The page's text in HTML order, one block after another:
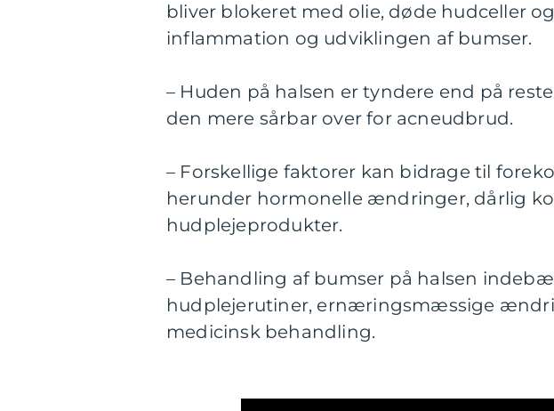
bliver blokeret med olie, døde hudceller
inflammation og udviklingen af bumser.
– Huden på halsen er tyndere end på
den mere sårbar over for acneudbrud.
– Forskellige faktorer kan bidrage til
herunder hormonelle ændringer, dårlig
hudplejeprodukter.
– Behandling af bumser på halsen
hudplejerutiner, ernæringsmæssige
medicinsk behandling.